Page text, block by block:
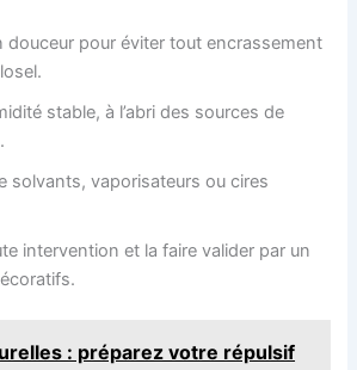
douceur pour éviter tout encrassement
stable, à l’abri des sources de
solvants, vaporisateurs ou cires
intervention et la faire valider par un
: préparez votre répulsif